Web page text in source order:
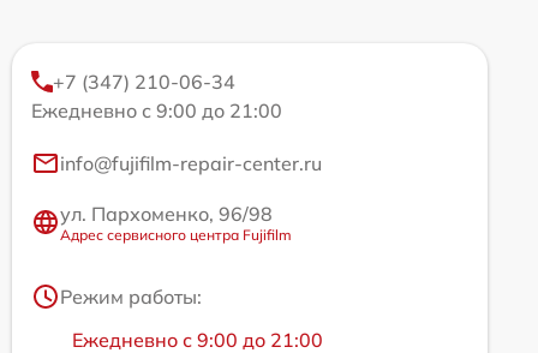
+7 (347) 210-06-34
Ежедневно с 9:00 до 21:00
info@fujifilm-repair-center.ru
ул. Пархоменко, 96/98
Адрес сервисного центра Fujifilm
Режим работы:
Ежедневно с 9:00 до 21:00